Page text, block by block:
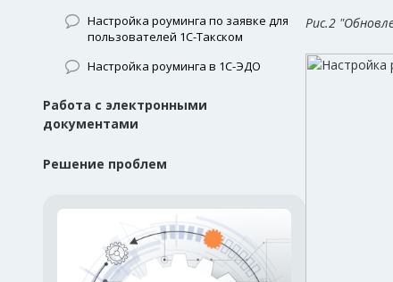
Настройка роуминга по заявке для
пользователей 1С-Такском
Настройка роуминга в 1С-ЭДО
Работа с электронными
документами
Решение проблем
Рис.2